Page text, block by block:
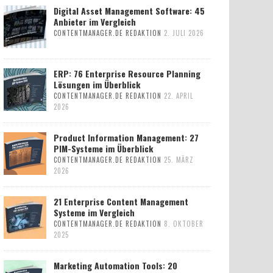
Digital Asset Management Software: 45
Anbieter im Vergleich
CONTENTMANAGER.DE REDAKTION 2. JULI 2026
ERP: 76 Enterprise Resource Planning
Lösungen im Überblick
CONTENTMANAGER.DE REDAKTION 22. APRIL
2026
Product Information Management: 27
PIM-Systeme im Überblick
CONTENTMANAGER.DE REDAKTION 25. MÄRZ
2026
21 Enterprise Content Management
Systeme im Vergleich
CONTENTMANAGER.DE REDAKTION 8. OKTOBER
2025
Marketing Automation Tools: 20